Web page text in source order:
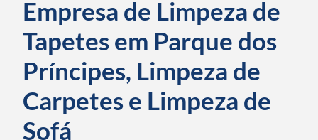
Empresa de Limpeza de
Tapetes em Parque dos
Príncipes, Limpeza de
Carpetes e Limpeza de
Sofá